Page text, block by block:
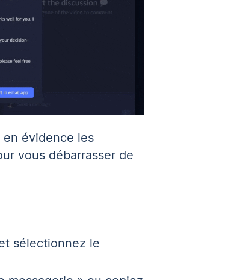
évidence les
vous débarrasser de
sélectionnez le